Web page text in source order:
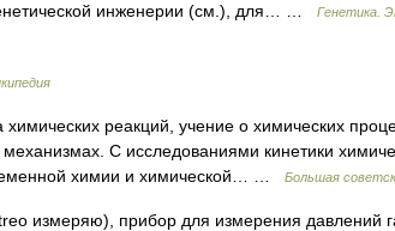
инженерии (см.), для… …
Генетика.
реакций, учение о химических
С исследованиями кинетики
химии и химической… …
Большая
измеряю), прибор для измерения давлений